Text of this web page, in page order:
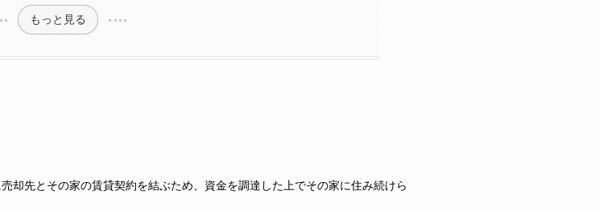
もっと見る
却先とその家の賃貸契約を結ぶため、資金を調達した上でその家に住み続けら